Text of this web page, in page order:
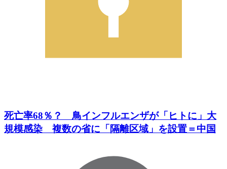
死亡率68％？ 鳥インフルエンザが「ヒトに」大
規模感染 複数の省に「隔離区域」を設置＝中国